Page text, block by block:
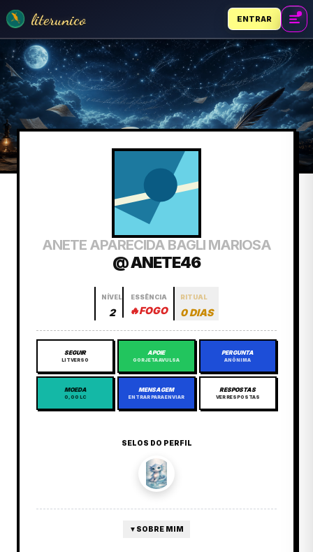
literunico ENTRAR
ANETE APARECIDA BAGLI MARIOSA
@ ANETE46
NÍVEL
2
ESSÊNCIA
🔥FOGO
RITUAL
0 DIAS
SEGUIR
LITVERSO
APOIE
GORJETA AVULSA
PERGUNTA
ANÔNIMA
MOEDA
0,00 LC
MENSAGEM
ENTRAR PARA ENVIAR
RESPOSTAS
VER RESPOSTAS
SELOS DO PERFIL
▼ SOBRE MIM